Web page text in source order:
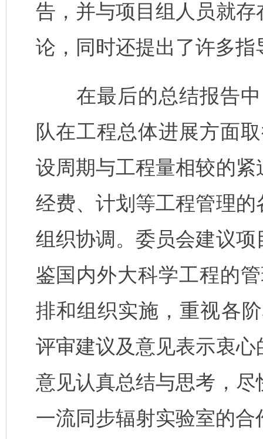
告，并与项目组人员就
论，同时还提出了许多
在最后的总结报告
队在工程总体进展方面
设周期与工程量相较的
经费、计划等工程管理
组织协调。委员会建议
鉴国内外大科学工程的
排和组织实施，重视各
评审建议及意见表示衷
意见认真总结与思考，
一流同步辐射实验室的合